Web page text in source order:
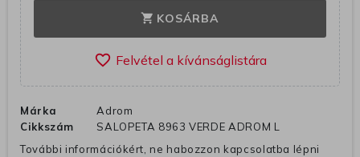
shopping_cart KOSÁRBA
favorite_border
Márka
Adrom
Cikkszám
SALOPETA 8963 VERDE ADROM L
További információkért, ne habozzon kapcsolatba lépni